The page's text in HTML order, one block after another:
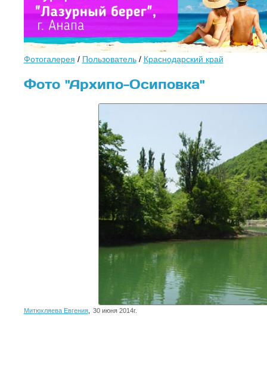
Фотогалерея / Пользователь/ Краснодарский край
Фото "Архипо-Осиповка"
Митюхляева Евгения, 30 июня 2014г.